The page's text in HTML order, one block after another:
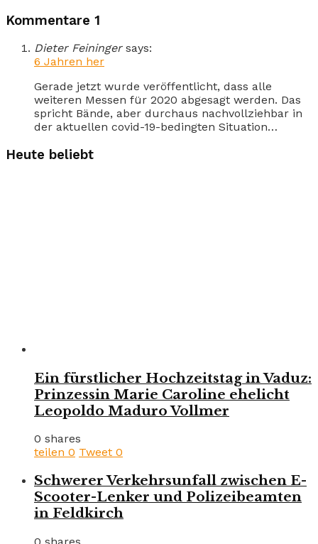
Kommentare 1
Dieter Feininger says:
6 Jahren her
Gerade jetzt wurde veröffentlicht, dass alle
weiteren Messen für 2020 abgesagt werden. Das
spricht Bände, aber durchaus nachvollziehbar in
der aktuellen covid-19-bedingten Situation…
Heute beliebt
Ein fürstlicher Hochzeitstag in Vaduz:
Prinzessin Marie Caroline ehelicht
Leopoldo Maduro Vollmer
0 shares
teilen 0 Tweet 0
Schwerer Verkehrsunfall zwischen E-
Scooter-Lenker und Polizeibeamten
in Feldkirch
0 shares